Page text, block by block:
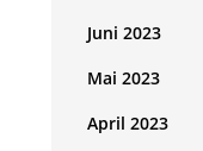
Juni 2023
Mai 2023
April 2023